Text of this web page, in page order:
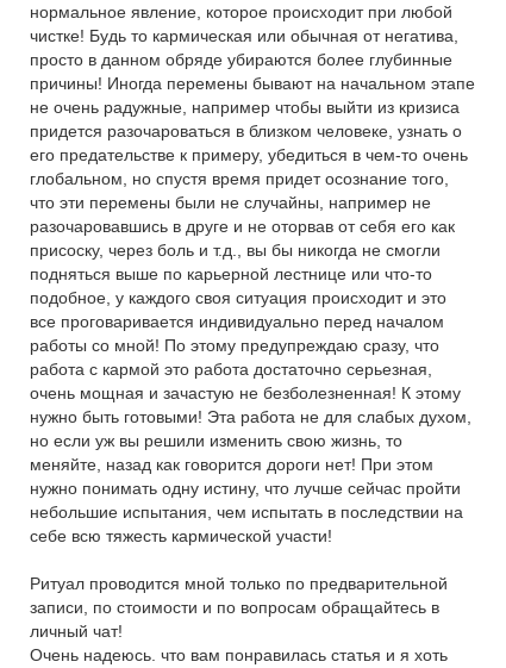
нормальное явление, которое происходит при любой
чистке! Будь то кармическая или обычная от негатива,
просто в данном обряде убираются более глубинные
причины! Иногда перемены бывают на начальном этапе
не очень радужные, например чтобы выйти из кризиса
придется разочароваться в близком человеке, узнать о
его предательстве к примеру, убедиться в чем-то очень
глобальном, но спустя время придет осознание того,
что эти перемены были не случайны, например не
разочаровавшись в друге и не оторвав от себя его как
присоску, через боль и т.д., вы бы никогда не смогли
подняться выше по карьерной лестнице или что-то
подобное, у каждого своя ситуация происходит и это
все проговаривается индивидуально перед началом
работы со мной! По этому предупреждаю сразу, что
работа с кармой это работа достаточно серьезная,
очень мощная и зачастую не безболезненная! К этому
нужно быть готовыми! Эта работа не для слабых духом,
но если уж вы решили изменить свою жизнь, то
меняйте, назад как говорится дороги нет! При этом
нужно понимать одну истину, что лучше сейчас пройти
небольшие испытания, чем испытать в последствии на
себе всю тяжесть кармической участи!
Ритуал проводится мной только по предварительной
записи, по стоимости и по вопросам обращайтесь в
личный чат!
Очень надеюсь. что вам понравилась статья и я хоть